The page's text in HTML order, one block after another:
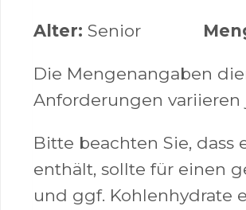
Alter: Senior
Die Mengenangaben
Anforderungen variieren
Bitte beachten Sie,
enthält, sollte für einen
und ggf. Kohlenhydrate